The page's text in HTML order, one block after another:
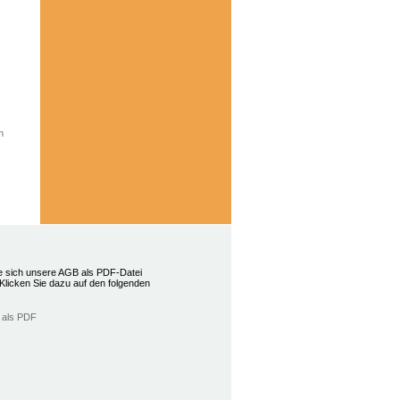
sich unsere AGB als PDF-Datei
Sie dazu auf den folgenden
als PDF